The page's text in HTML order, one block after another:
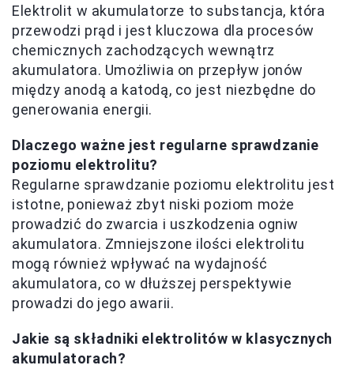
Elektrolit w akumulatorze to substancja, która
przewodzi prąd i jest kluczowa dla procesów
chemicznych zachodzących wewnątrz
akumulatora. Umożliwia on przepływ jonów
między anodą a katodą, co jest niezbędne do
generowania energii.
Dlaczego ważne jest regularne sprawdzanie
poziomu elektrolitu?
Regularne sprawdzanie poziomu elektrolitu jest
istotne, ponieważ zbyt niski poziom może
prowadzić do zwarcia i uszkodzenia ogniw
akumulatora. Zmniejszone ilości elektrolitu
mogą również wpływać na wydajność
akumulatora, co w dłuższej perspektywie
prowadzi do jego awarii.
Jakie są składniki elektrolitów w klasycznych
akumulatorach?